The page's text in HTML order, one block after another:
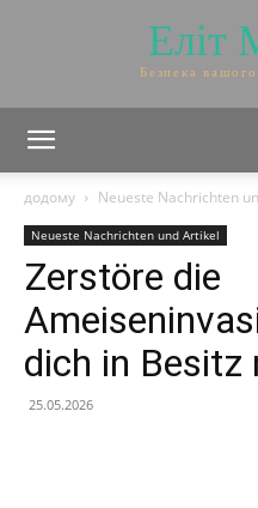
Еліт
Безпека
додому Neueste Nachrichten
Neueste Nachrichten und Artikel
Zerstöre die
dich in Besitz
25.05.2026